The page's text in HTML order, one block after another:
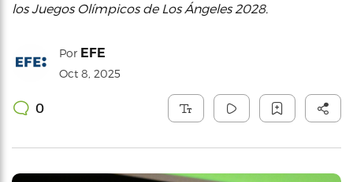
los Juegos Olímpicos de Los Ángeles 2028.
Por EFE
Oct 8, 2025
0